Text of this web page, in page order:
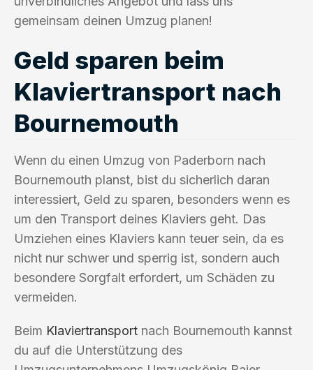
gemeinsam deinen Umzug planen!
Geld sparen beim
Klaviertransport nach
Bournemouth
Wenn du einen Umzug von Paderborn nach
Bournemouth planst, bist du sicherlich daran
interessiert, Geld zu sparen, besonders wenn es
um den Transport deines Klaviers geht. Das
Umziehen eines Klaviers kann teuer sein, da es
nicht nur schwer und sperrig ist, sondern auch
besondere Sorgfalt erfordert, um Schäden zu
vermeiden.
Beim Klaviertransport nach Bournemouth kannst
du auf die Unterstützung des